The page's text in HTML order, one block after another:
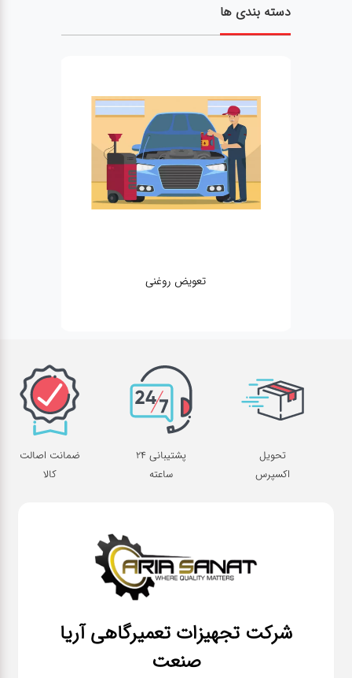
دسته بندی ها
تعویض روغنی
تحویل
اکسپرس
پشتیبانی 24
ساعته
ضمانت اصالت
کالا
شرکت تجهیزات تعمیرگاهی آریا
صنعت